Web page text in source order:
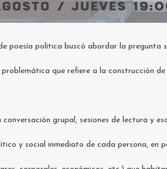
poesía política buscó abordar la pregunta
que refiere a la construcción
grupal, sesiones de lectura y
y social inmediato de cada persona, en